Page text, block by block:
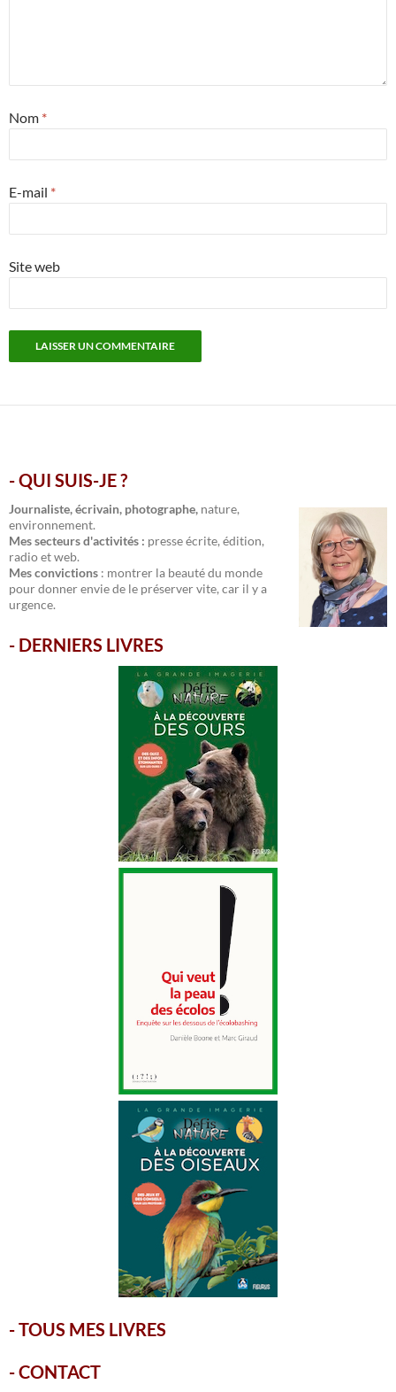
Nom *
E-mail *
Site web
- QUI SUIS-JE ?
Journaliste, écrivain, photographe, nature,
environnement.
Mes secteurs d'activités : presse écrite, édition,
radio et web.
Mes convictions : montrer la beauté du monde
pour donner envie de le préserver vite, car il y a
urgence.
- DERNIERS LIVRES
-TOUS MES LIVRES
-CONTACT